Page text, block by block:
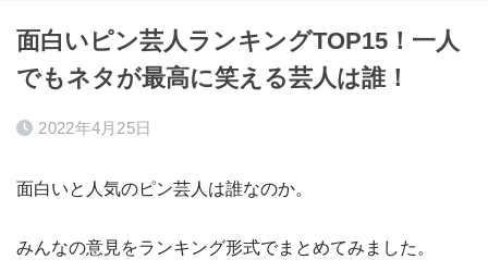
面白いピン芸人ランキングTOP15！一人
でもネタが最高に笑える芸人は誰！
2022年4月25日
面白いと人気のピン芸人は誰なのか。
みんなの意見をランキング形式でまとめてみました。